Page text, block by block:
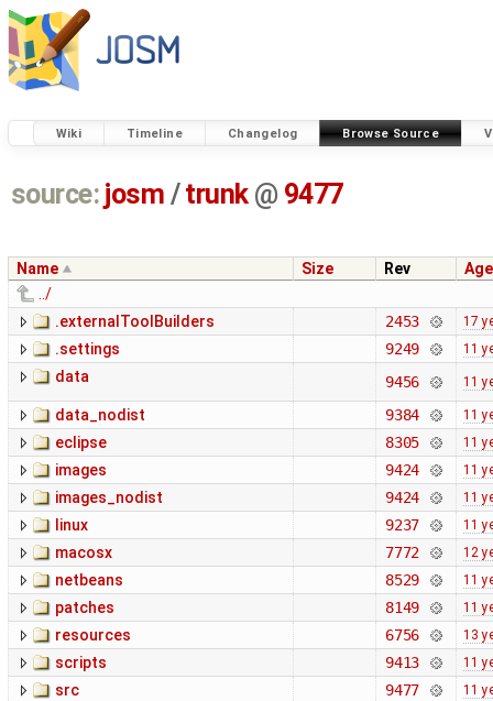
Wiki Timeline Changelog Browse Source
source: josm / trunk @ 9477
Name Size Rev
Age
../
.externalToolBuilders
2453 17
.settings 9249 11
data 9456 11
data_nodist 9384 11
eclipse 8305 11
images 9424 11
images_nodist 9424 11
linux 9237 11
macosx 7772 12
netbeans 8529 11
patches 8149 11
resources 6756 13
scripts 9413 11
src 9477 11